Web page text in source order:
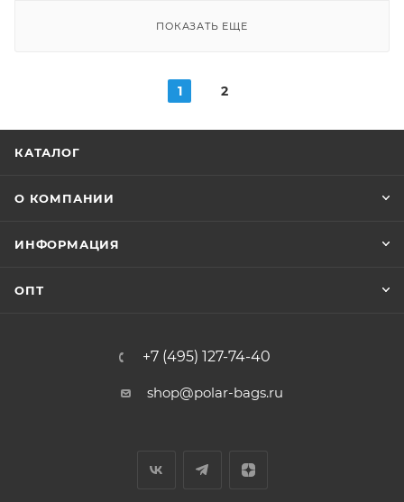
ПОКАЗАТЬ ЕЩЕ
1 2
КАТАЛОГ
О КОМПАНИИ
ИНФОРМАЦИЯ
ОПТ
+7 (495) 127-74-40
shop@polar-bags.ru